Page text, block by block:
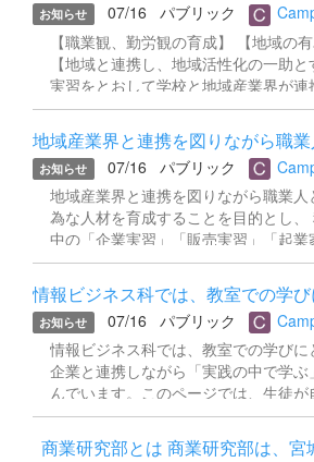
お知らせ 07/16 パブリック
【職業観、勤労観の育成】 【地域の
【地域と連携し、地域活性化の一助
実習をとおして学校と地域産業界が
な人材を育成するための方策を探る
るにあたり、学校や生徒の要望と受入
合わせ、効果的なコーディネートがで
を探る。 (3) 長期企業実習を実施する
なく受入事業所においても見られる
や産業界からの要望を取り上げ、協
る。 (4) 「ビジネス教育」の新しい視
ついて、学校と地域産業界が連携を
験させるシステムの構築を探る。 (5)
ステム」の教育課程上の位置づけと実
を探る。
お知らせ 07/16 パブリック
地域産業界と連携を図りながら職業
為な人材を育成することを目的とし
中の「企業実習」「販売実習」「起
る取組です。
お知らせ 07/16 パブリック
情報ビジネス科では、教室での学び
企業と連携しながら「実践の中で学ぶ
んでいます。このページでは、生徒
信を行った活動の記録をまとめて紹
会での成果報告、生徒発信の広報誌、